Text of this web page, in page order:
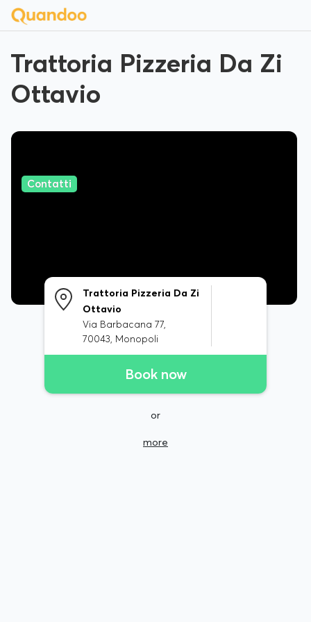
Trattoria Pizzeria Da Zi
Ottavio
Contatti
Trattoria Pizzeria Da Zi
Ottavio
Via Barbacana 77,
70043, Monopoli
Book now
or
more